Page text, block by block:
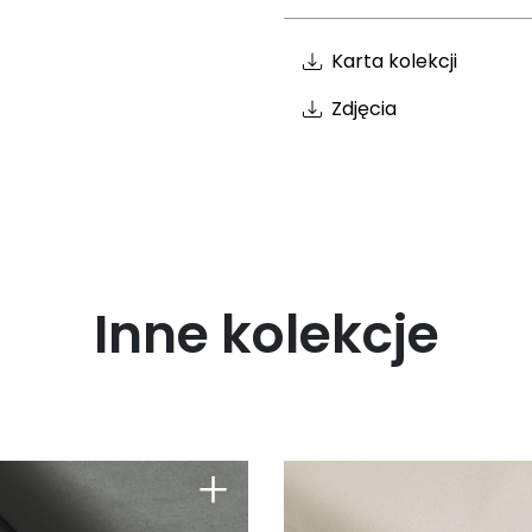
Karta kolekcji
Zdjęcia
Inne kolekcje
+